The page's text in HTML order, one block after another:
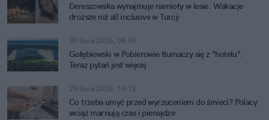
Dereszowska wynajmuje namioty w lesie. Wakacje
droższe niż all inclusive w Turcji
30 lipca 2026, 08:59
Gołębiewski w Pobierowie tłumaczy się z "hotelu".
Teraz pytań jest więcej
29 lipca 2026, 18:12
Co trzeba umyć przed wyrzuceniem do śmieci? Polacy
wciąż marnują czas i pieniądze